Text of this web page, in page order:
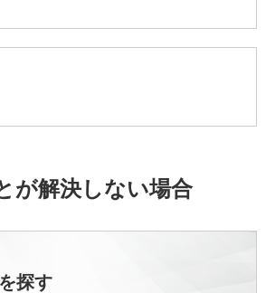
が解決しない場合
探す